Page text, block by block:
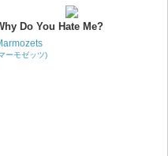
Do You Hate Me?
ーモゼッツ)